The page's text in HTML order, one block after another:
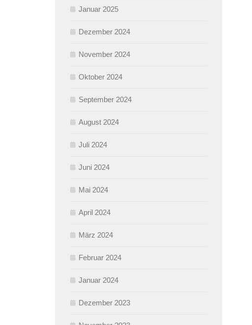
Januar 2025
Dezember 2024
November 2024
Oktober 2024
September 2024
August 2024
Juli 2024
Juni 2024
Mai 2024
April 2024
März 2024
Februar 2024
Januar 2024
Dezember 2023